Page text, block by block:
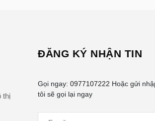
thị
ĐĂNG KÝ NHẬN TIN
Gọi ngay: 0977107222 Hoặc gửi
tôi sẽ gọi lại ngay